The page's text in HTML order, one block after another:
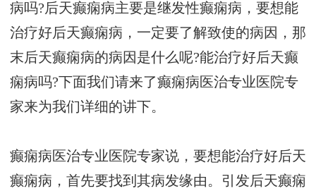
病吗?后天癫痫病主要是继发性癫痫病，要想能
治疗好后天癫痫病，一定要了解致使的病因，那
末后天癫痫病的病因是什么呢?能治疗好后天癫
痫病吗?下面我们请来了癫痫病医治专业医院专
家来为我们详细的讲下。
癫痫病医治专业医院专家说，要想能治疗好后天
癫痫病，首先要找到其病发缘由。引发后天癫痫